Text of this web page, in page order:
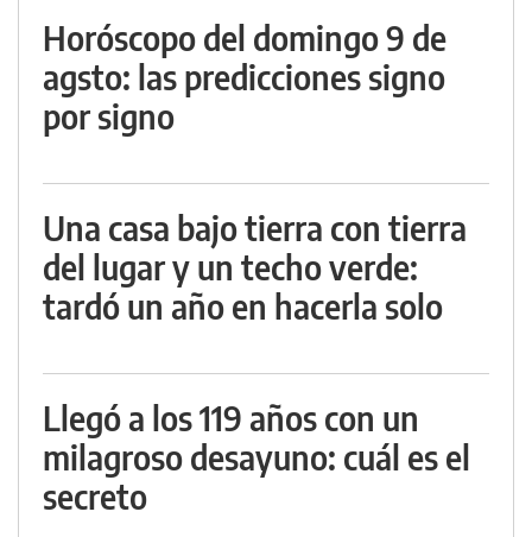
Horóscopo del domingo 9 de
agsto: las predicciones signo
por signo
Una casa bajo tierra con tierra
del lugar y un techo verde:
tardó un año en hacerla solo
Llegó a los 119 años con un
milagroso desayuno: cuál es el
secreto